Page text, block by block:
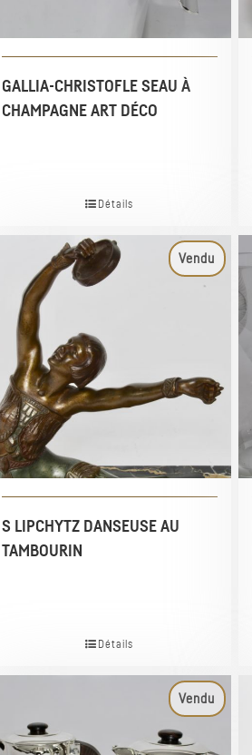
GALLIA-CHRISTOFLE SEAU À
CHAMPAGNE ART DÉCO
Détails
Vendu
S LIPCHYTZ DANSEUSE AU
TAMBOURIN
Détails
Vendu